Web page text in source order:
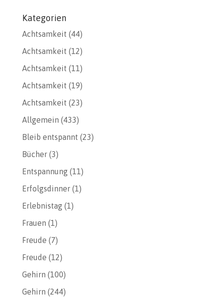
Kategorien
Achtsamkeit (44)
Achtsamkeit (12)
Achtsamkeit (11)
Achtsamkeit (19)
Achtsamkeit (23)
Allgemein (433)
Bleib entspannt (23)
Bücher(3)
Entspannung(11)
Erfolgsdinner(1)
Erlebnistag(1)
Frauen (1)
Freude (7)
Freude (12)
Gehirn (100)
Gehirn (244)